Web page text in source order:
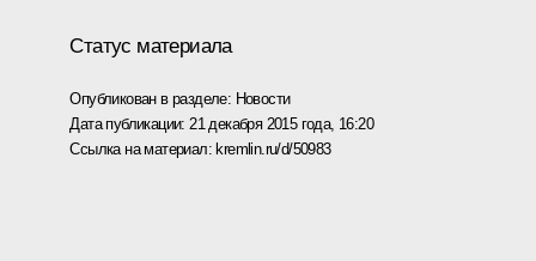
Статус материала
Опубликован в разделе: Новости
Дата публикации: 21 декабря 2015 года, 16:20
Ссылка на материал: kremlin.ru/d/50983